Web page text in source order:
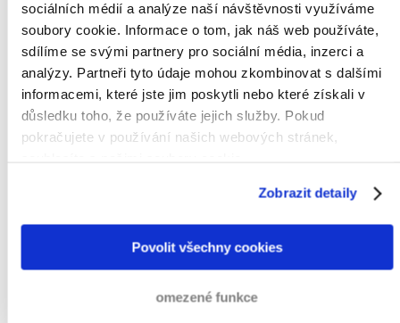
sociálních médií a analýze naší návštěvnosti využíváme
soubory cookie. Informace o tom, jak náš web používáte,
sdílíme se svými partnery pro sociální média, inzerci a
analýzy. Partneři tyto údaje mohou zkombinovat s dalšími
informacemi, které jste jim poskytli nebo které získali v
důsledku toho, že používáte jejich služby. Pokud
pokračujete v používání našich webových stránek,
Zobrazit detaily
Povolit všechny cookies
omezené funkce
Nezávazná poptávka